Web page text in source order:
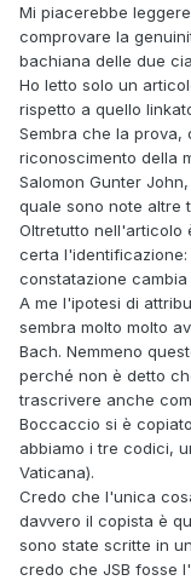
Mi piacerebbe
comprovare la
bachiana delle due
Ho letto solo un
rispetto a quello
Sembra che la prova,
riconoscimento della
Salomon Gunter
quale sono note altre
Oltretutto nell'articolo
certa
constatazione cambia
A me l'ipotesi di
sembra molto molto
Bach. Nemmeno
perché non è detto
trascrivere anche
Boccaccio si è
abbiamo i tre codici,
Vaticana).
Credo che l'unica
davvero il copista è
sono state scritte in
credo che JSB fosse